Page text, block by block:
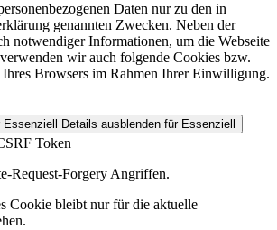
Daten nur zu den in
genannten Zwecken. Neben der
notwendiger Informationen, um die Webseite
wir auch folgende Cookies bzw.
Ihres Browsers im Rahmen Ihrer Einwilligung.
Essenziell Details ausblenden für Essenziell
Token
Request-Forgery Angriffen.
Cookie bleibt nur für die aktuelle